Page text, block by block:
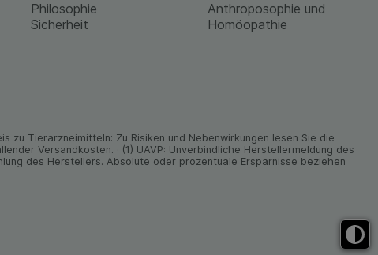
Philosophie
Sicherheit
Anthroposophie und
Homöopathie
zu Tier­arz­nei­mitteln: Zu Risiken und Neben­wirkungen lesen Sie die
Versand­kosten. · (1) UAVP: Unverbindliche Herstellermeldung des
des Herstellers. Absolute oder prozentuale Ersparnisse beziehen